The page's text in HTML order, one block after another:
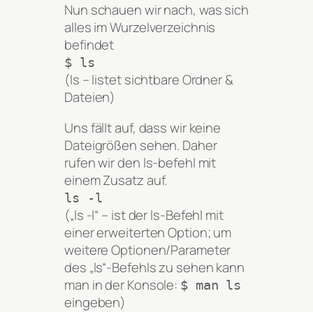
Nun schauen wir nach, was sich
alles im Wurzelverzeichnis
befindet
$ ls
(ls – listet sichtbare Ordner &
Dateien)
Uns fällt auf, dass wir keine
Dateigrößen sehen. Daher
rufen wir den ls-befehl mit
einem Zusatz auf.
ls -l
(„ls -l“ – ist der ls-Befehl mit
einer erweiterten Option; um
weitere Optionen/Parameter
des „ls“-Befehls zu sehen kann
man in der Konsole: $ man ls
eingeben)